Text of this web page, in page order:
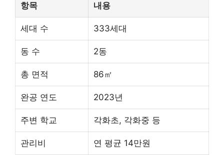
항목 내용
세대 수 333세대
동 수 2동
총 면적 86㎡
완공 연도 2023년
주변 학교 각화초, 각화중 등
관리비 연 평균 14만원